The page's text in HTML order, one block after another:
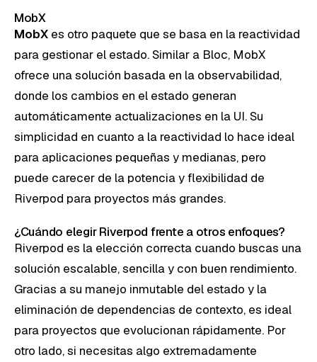
MobX
MobX es otro paquete que se basa en la reactividad
para gestionar el estado. Similar a Bloc, MobX
ofrece una solución basada en la observabilidad,
donde los cambios en el estado generan
automáticamente actualizaciones en la UI. Su
simplicidad en cuanto a la reactividad lo hace ideal
para aplicaciones pequeñas y medianas, pero
puede carecer de la potencia y flexibilidad de
Riverpod para proyectos más grandes.
¿Cuándo elegir Riverpod frente a otros enfoques?
Riverpod es la elección correcta cuando buscas una
solución escalable, sencilla y con buen rendimiento.
Gracias a su manejo inmutable del estado y la
eliminación de dependencias de contexto, es ideal
para proyectos que evolucionan rápidamente. Por
otro lado, si necesitas algo extremadamente